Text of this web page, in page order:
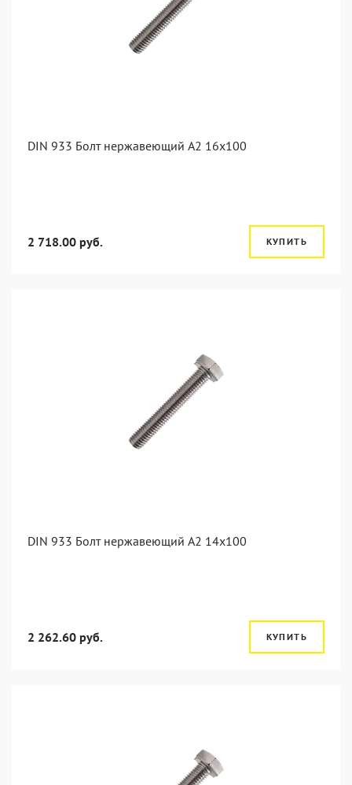
DIN 933 Болт нержавеющий А2 16х100
2 718.00 руб. КУПИТЬ
DIN 933 Болт нержавеющий А2 14х100
2 262.60 руб. КУПИТЬ